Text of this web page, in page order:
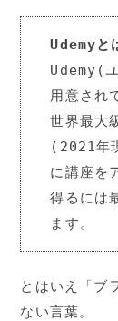
Udemyと
Udemy(
用意され
世界最大
(2021年
に講座を
得るには
ます。
とはいえ「ブ
ない言葉。